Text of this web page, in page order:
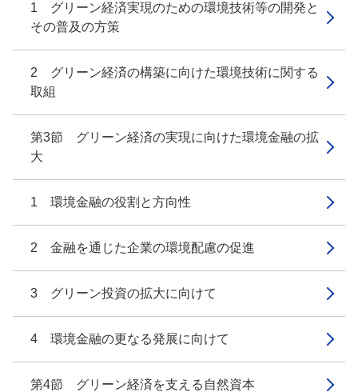
1 グリーン経済実現のための環境技術等の開発と
その普及の方策
2 グリーン経済の構築に向けた環境技術に関する
取組
第3節 グリーン経済の実現に向けた環境金融の拡
大
1 環境金融の役割と方向性
2 金融を通じた企業の環境配慮の促進
3 グリーン投資の拡大に向けて
4 環境金融の更なる発展に向けて
第4節 グリーン経済を支える自然資本